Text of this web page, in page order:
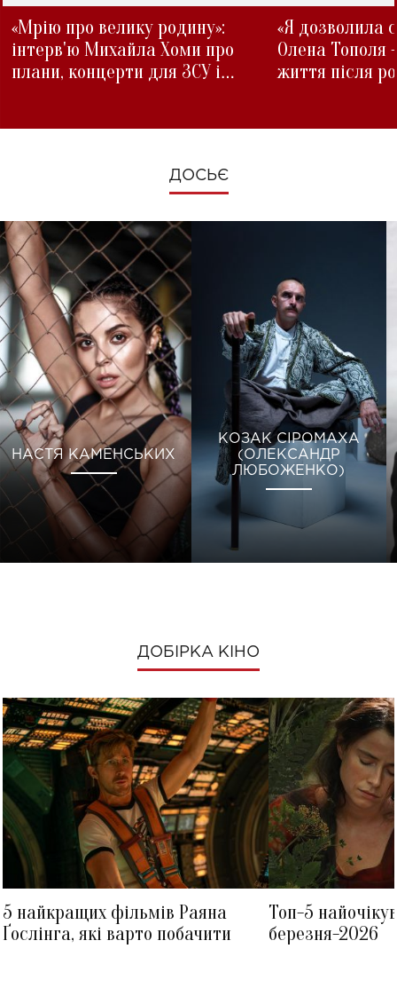
«Мрію про велику родину»:
інтерв'ю Михайла Хоми про
плани, концерти для ЗСУ і
«Я дозволила
Олена Тополя
життя після
ДОСЬЄ
НАСТЯ КАМЕНСЬКИХ
КОЗАК СІРОМАХА
(ОЛЕКСАНДР
ЛЮБОЖЕНКО)
ДОБІРКА КІНО
5 найкращих фільмів Раяна
Ґослінга, які варто побачити
Топ-5
березня-2026